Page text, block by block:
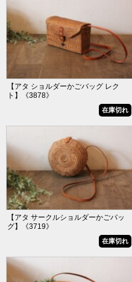
【アタ ショルダーかごバッグ レク
ト】《3878》
在庫切れ
【アタ サークルショルダーかごバッ
グ】《3719》
在庫切れ